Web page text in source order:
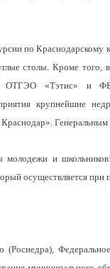
по
столы. Кроме того,
ОТГЭО «Тэтис» и
крупнейшие
молодежи и
осуществляется